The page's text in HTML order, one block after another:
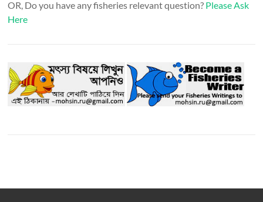
OR, Do you have any fisheries relevant question? Please Ask
Here